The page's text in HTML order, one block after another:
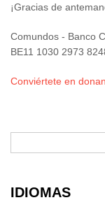
¡Gracias de
Comundos - Banco
BE11 1030 2973
Conviértete en
Formulario
IDIOMAS